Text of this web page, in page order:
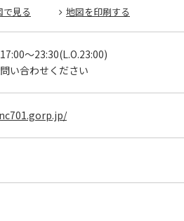
見る 地図を印刷する
17:00～23:30(L.O.23:00)
い合わせください